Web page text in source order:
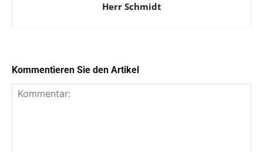
Herr Schmidt
Kommentieren Sie den Artikel